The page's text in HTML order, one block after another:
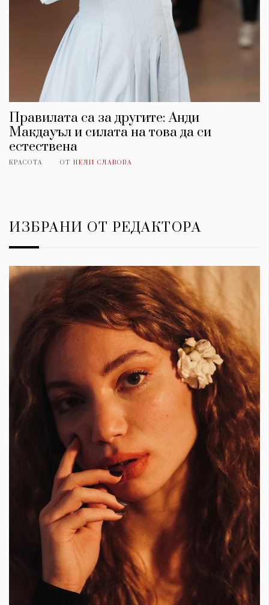
Правилата са за другите: Анди
Макдауъл и силата на това да си
естествена
КРАСОТА ОТ НЕЛИ СЛАВОВА
ИЗБРАНИ ОТ РЕДАКТОРА